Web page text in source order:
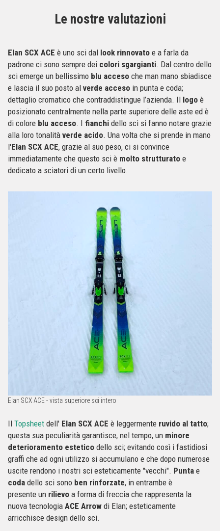
Le nostre valutazioni
Elan SCX ACE è uno sci dal look rinnovato e a farla da
padrone ci sono sempre dei colori sgargianti. Dal centro dello
sci emerge un bellissimo blu acceso che man mano sbiadisce
e lascia il suo posto al verde acceso in punta e coda;
dettaglio cromatico che contraddistingue l’azienda. Il logo è
posizionato centralmente nella parte superiore delle aste ed è
di colore blu acceso. I fianchi dello sci si fanno notare grazie
alla loro tonalità verde acido. Una volta che si prende in mano
l'Elan SCX ACE, grazie al suo peso, ci si convince
immediatamente che questo sci è molto strutturato e
dedicato a sciatori di un certo livello.
Elan SCX ACE - vista superiore sci intero
Il Topsheet dell' Elan SCX ACE è leggermente ruvido al tatto;
questa sua peculiarità garantisce, nel tempo, un minore
deterioramento estetico dello sci; evitando così i fastidiosi
graffi che ad ogni utilizzo si accumulano e che dopo numerose
uscite rendono i nostri sci esteticamente "vecchi". Punta e
coda dello sci sono ben rinforzate, in entrambe è
presente un rilievo a forma di freccia che rappresenta la
nuova tecnologia ACE Arrow di Elan; esteticamente
arricchisce design dello sci.